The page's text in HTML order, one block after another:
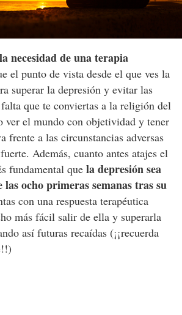
la necesidad de una terapia
el punto de vista desde el que ves la
superar la depresión y evitar las
que te conviertas a la religión del
ver el mundo con objetividad y tener
frente a las circunstancias adversas
Además, cuanto antes atajes el
fundamental que la depresión sea
ocho primeras semanas tras su
con una respuesta terapéutica
más fácil salir de ella y superarla
así futuras recaídas (¡¡recuerda